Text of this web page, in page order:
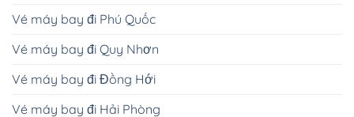
Vé máy bay đi Phú Quốc
Vé máy bay đi Quy Nhơn
Vé máy bay đi Đồng Hới
Vé máy bay đi Hải Phòng